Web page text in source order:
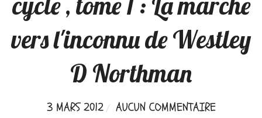
vers l'inconnu de Westley
D Northman
3 MARS 2012 AUCUN COMMENTAIRE